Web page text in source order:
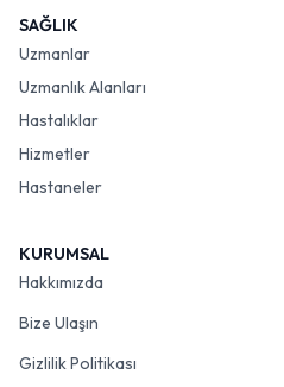
SAĞLIK
Uzmanlar
Uzmanlık Alanları
Hastalıklar
Hizmetler
Hastaneler
KURUMSAL
Hakkımızda
Bize Ulaşın
Gizlilik Politikası